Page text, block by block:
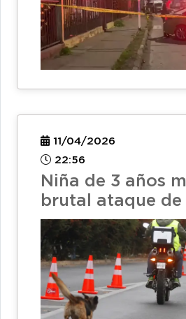
11/04/2026
22:56
Niña de 3 años
brutal ataque de